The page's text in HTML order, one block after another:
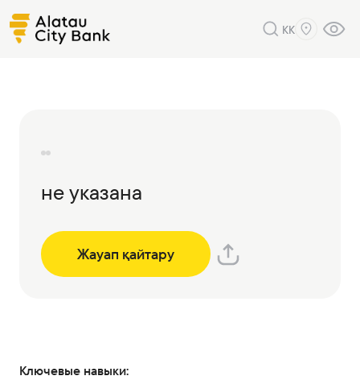
KK
не указана
Жауап қайтару
Ключевые навыки: